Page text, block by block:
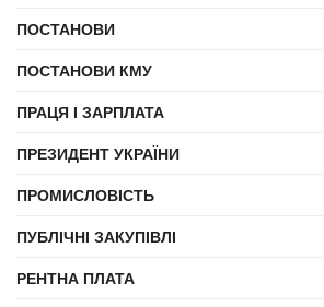
ПОСТАНОВИ
ПОСТАНОВИ КМУ
ПРАЦЯ І ЗАРПЛАТА
ПРЕЗИДЕНТ УКРАЇНИ
ПРОМИСЛОВІСТЬ
ПУБЛІЧНІ ЗАКУПІВЛІ
РЕНТНА ПЛАТА